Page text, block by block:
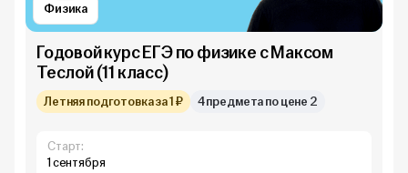
Физика
Годовой курс ЕГЭ по физике с Максом
Теслой (11 класс)
Летняя подготовка за 1 ₽ 4 предмета по цене 2
Старт:
1 сентября